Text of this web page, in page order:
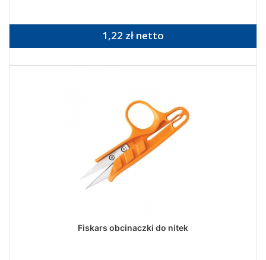
1,22 zł netto
Fiskars obcinaczki do nitek